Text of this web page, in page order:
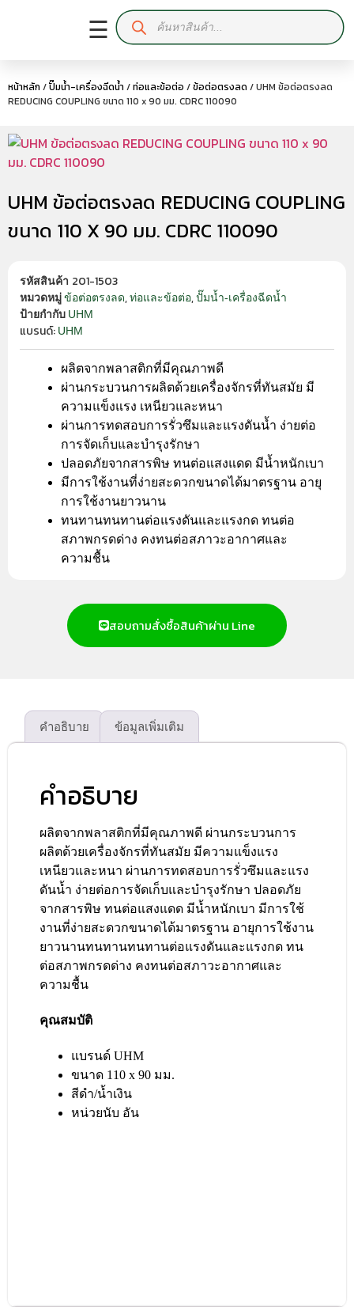
☰
หน้าหลัก /ปั๊มน้ำ-เครื่องฉีดน้ำ /ท่อและข้อต่อ /ข้อต่อตรงลด / UHM ข้อต่อตรงลด
REDUCING COUPLING ขนาด 110 x 90 มม. CDRC 110090
UHM ข้อต่อตรงลด REDUCING COUPLING
ขนาด 110 X 90 มม. CDRC 110090
รหัสสินค้า 201-1503
หมวดหมู่ ข้อต่อตรงลด,ท่อและข้อต่อ,ปั๊มน้ำ-เครื่องฉีดน้ำ
ป้ายกำกับ UHM
แบรนด์: UHM
ผลิตจากพลาสติกที่มีคุณภาพดี
ผ่านกระบวนการผลิตด้วยเครื่องจักรที่ทันสมัย มี
ความแข็งแรง เหนียวและหนา
ผ่านการทดสอบการรั่วซึมและแรงดันน้ำ ง่ายต่อ
การจัดเก็บและบำรุงรักษา
ปลอดภัยจากสารพิษ ทนต่อแสงแดด มีน้ำหนักเบา
มีการใช้งานที่ง่ายสะดวกขนาดได้มาตรฐาน อายุ
การใช้งานยาวนาน
ทนทานทนทานต่อแรงดันและแรงกด ทนต่อ
สภาพกรดด่าง คงทนต่อสภาวะอากาศและ
ความชื้น
สอบถามสั่งซื้อสินค้าผ่าน Line
คำอธิบาย ข้อมูลเพิ่มเติม
คำอธิบาย
ผลิตจากพลาสติกที่มีคุณภาพดี ผ่านกระบวนการ
ผลิตด้วยเครื่องจักรที่ทันสมัย มีความแข็งแรง
เหนียวและหนา ผ่านการทดสอบการรั่วซึมและแรง
ดันน้ำ ง่ายต่อการจัดเก็บและบำรุงรักษา ปลอดภัย
จากสารพิษ ทนต่อแสงแดด มีน้ำหนักเบา มีการใช้
งานที่ง่ายสะดวกขนาดได้มาตรฐาน อายุการใช้งาน
ยาวนานทนทานทนทานต่อแรงดันและแรงกด ทน
ต่อสภาพกรดด่าง คงทนต่อสภาวะอากาศและ
ความชื้น
คุณสมบัติ
แบรนด์ UHM
ขนาด 110 x 90 มม.
สีดำ/น้ำเงิน
หน่วยนับ อัน